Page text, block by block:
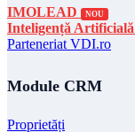
IMOLEAD NOU
Inteligență Artificială
Parteneriat VDI.ro
Module CRM
Proprietăți